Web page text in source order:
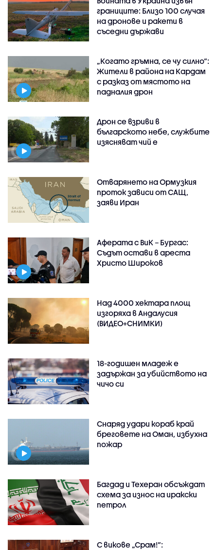
границите: Близо 100 случая
на дронове и ракети в
съседни държави
„Когато гръмна, се чу силно“:
Жители в района на Кардам
с разказ от мястото на
падналия дрон
Дрон се взриви в
българското небе, службите
изясняват чий е
Отварянето на Ормузкия
проток зависи от САЩ,
заяви Иран
Аферата с ВиК – Бургас:
Съдът остави в ареста
Христо Широков
Над 4000 хектара площ
изгоряха в Андалусия
(ВИДЕО+СНИМКИ)
18-годишен младеж е
задържан за убийството на
чичо си
Снаряд удари кораб край
бреговете на Оман, избухна
пожар
Багдад и Техеран обсъждат
схема за износ на иракски
петрол
С викове „Срам!“: